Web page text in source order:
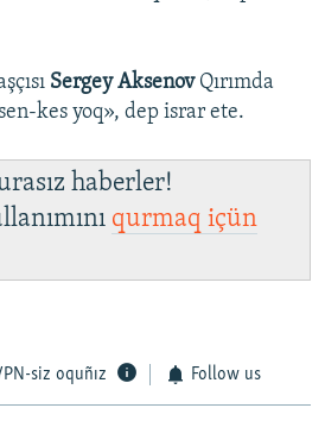
Sergey AksenovQırımda
kes yoq», dep israr ete.
haberler!
qurmaq içün
siz oquñız Follow us